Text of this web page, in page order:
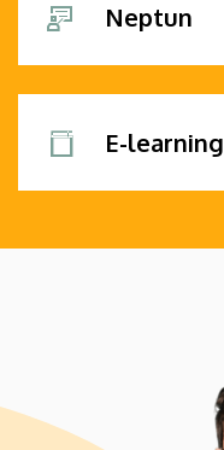
Neptun
E-learning